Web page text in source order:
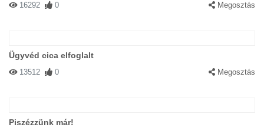
16292 0 Megosztás
Ügyvéd cica elfoglalt
13512 0 Megosztás
Piszézzünk már!